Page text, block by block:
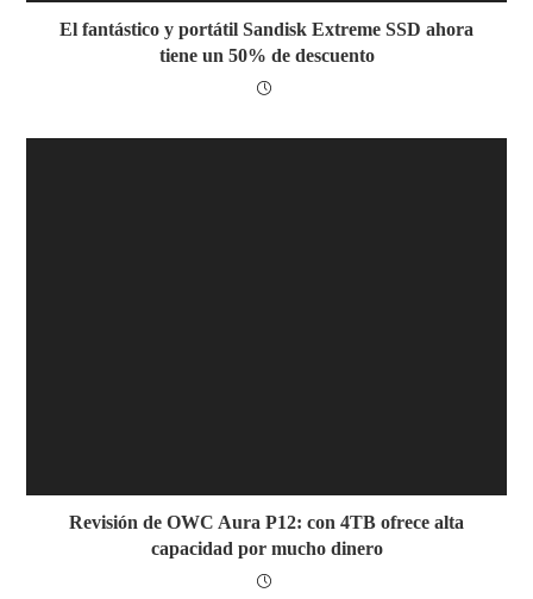
El fantástico y portátil Sandisk Extreme SSD ahora
tiene un 50% de descuento
Revisión de OWC Aura P12: con 4TB ofrece alta
capacidad por mucho dinero